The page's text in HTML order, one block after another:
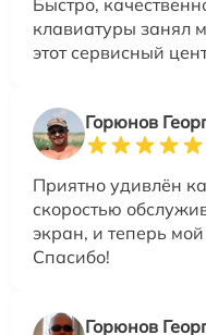
клавиатуры занял
этот сервисный
Горюнов
Приятно удивлён
скоростью
экран, и теперь
Спасибо!
Горюнов